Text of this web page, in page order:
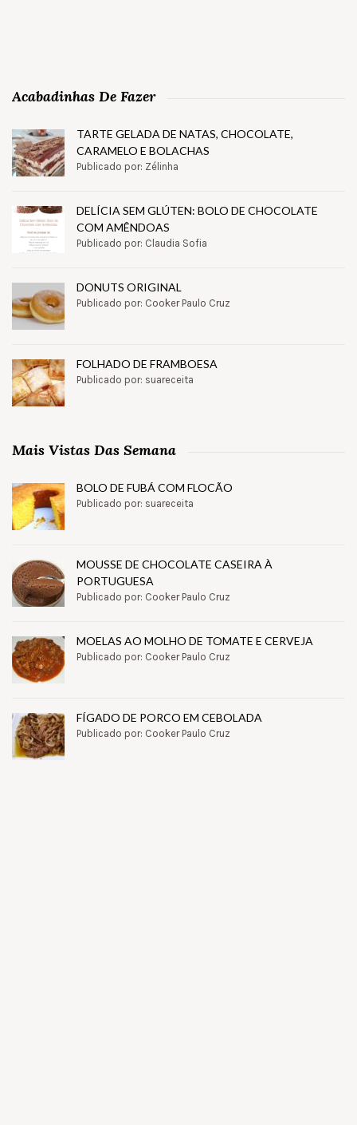
Acabadinhas De Fazer
TARTE GELADA DE NATAS, CHOCOLATE,
CARAMELO E BOLACHAS
Publicado por: Zélinha
DELÍCIA SEM GLÚTEN: BOLO DE CHOCOLATE
COM AMÊNDOAS
Publicado por: Claudia Sofia
DONUTS ORIGINAL
Publicado por: Cooker Paulo Cruz
FOLHADO DE FRAMBOESA
Publicado por: suareceita
Mais Vistas Das Semana
BOLO DE FUBÁ COM FLOCÃO
Publicado por: suareceita
MOUSSE DE CHOCOLATE CASEIRA À
PORTUGUESA
Publicado por: Cooker Paulo Cruz
MOELAS AO MOLHO DE TOMATE E CERVEJA
Publicado por: Cooker Paulo Cruz
FÍGADO DE PORCO EM CEBOLADA
Publicado por: Cooker Paulo Cruz